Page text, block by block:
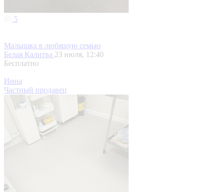
5
Малышка в любящую семью
Белая Калитва 23 июля, 12:40
Бесплатно
Инна
Частный продавец